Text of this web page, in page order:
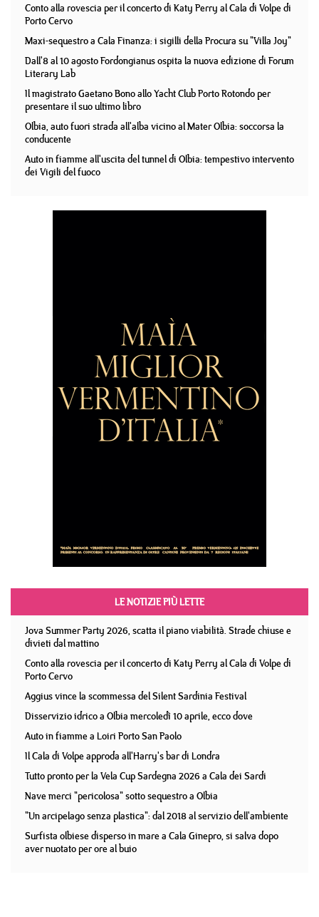
Conto alla rovescia per il concerto di Katy Perry al Cala di Volpe di
Porto Cervo
Maxi-sequestro a Cala Finanza: i sigilli della Procura su "Villa Joy"
Dall'8 al 10 agosto Fordongianus ospita la nuova edizione di Forum
Literary Lab
Il magistrato Gaetano Bono allo Yacht Club Porto Rotondo per
presentare il suo ultimo libro
Olbia, auto fuori strada all'alba vicino al Mater Olbia: soccorsa la
conducente
Auto in fiamme all'uscita del tunnel di Olbia: tempestivo intervento
dei Vigili del fuoco
LE NOTIZIE PIÙ LETTE
Jova Summer Party 2026, scatta il piano viabilità. Strade chiuse e
divieti dal mattino
Conto alla rovescia per il concerto di Katy Perry al Cala di Volpe di
Porto Cervo
Aggius vince la scommessa del Silent Sardinia Festival
Disservizio idrico a Olbia mercoledì 10 aprile, ecco dove
Auto in fiamme a Loiri Porto San Paolo
Il Cala di Volpe approda all'Harry's bar di Londra
Tutto pronto per la Vela Cup Sardegna 2026 a Cala dei Sardi
Nave merci "pericolosa" sotto sequestro a Olbia
"Un arcipelago senza plastica": dal 2018 al servizio dell'ambiente
Surfista olbiese disperso in mare a Cala Ginepro, si salva dopo
aver nuotato per ore al buio